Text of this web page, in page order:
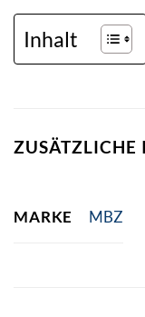
Inhalt
ZUSÄTZLICHE
MARKE MBZ